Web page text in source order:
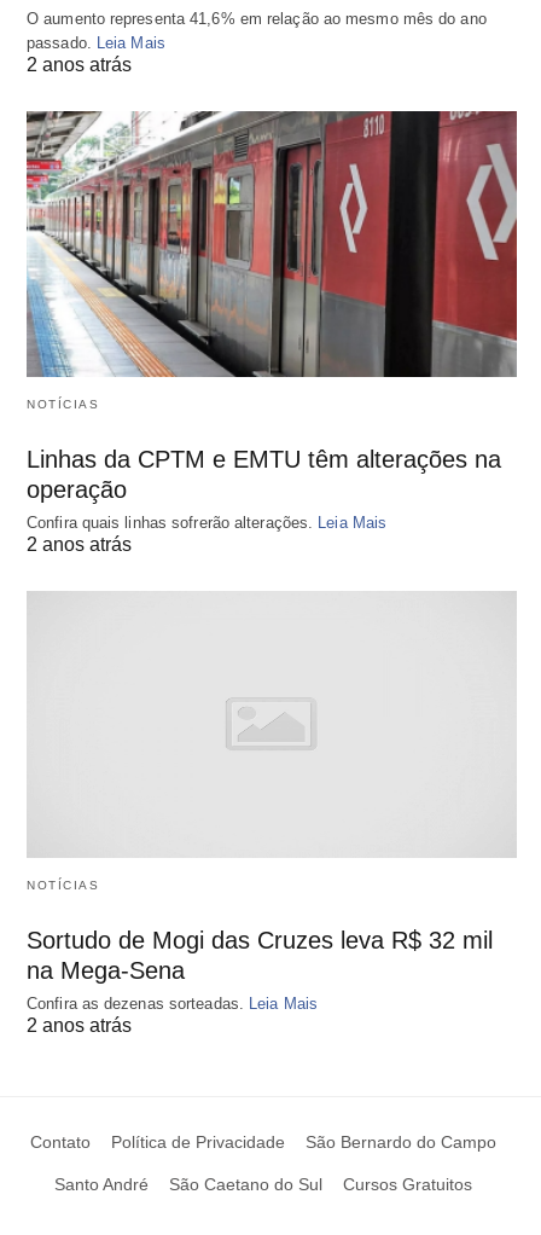
O aumento representa 41,6% em relação ao mesmo mês do ano
passado.
Leia Mais
2 anos atrás
NOTÍCIAS
Linhas da CPTM e EMTU têm alterações na
operação
Confira quais linhas sofrerão alterações. Leia Mais
2 anos atrás
NOTÍCIAS
Sortudo de Mogi das Cruzes leva R$ 32 mil
na Mega-Sena
Confira as dezenas sorteadas. Leia Mais
2 anos atrás
Contato Política de Privacidade São Bernardo do Campo
Santo André São Caetano do Sul Cursos Gratuitos